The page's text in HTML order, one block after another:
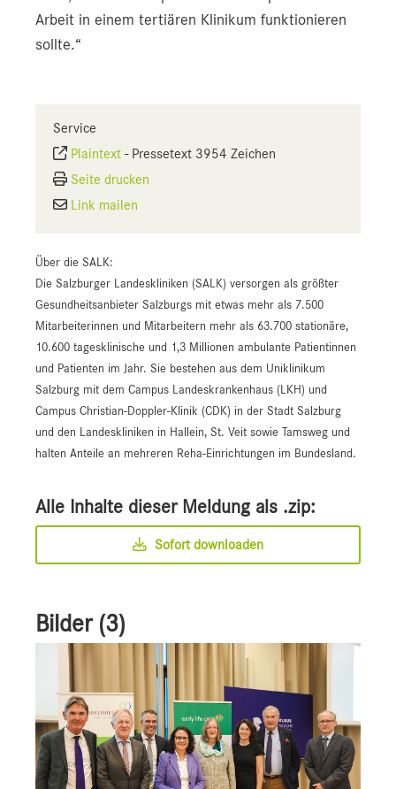
Arbeit in einem tertiären Klinikum funktionieren
sollte.“
Service
Plaintext - Pressetext 3954 Zeichen
Seite drucken
Link mailen
Über die SALK:
Die Salzburger Landeskliniken (SALK) versorgen als größter
Gesundheitsanbieter Salzburgs mit etwas mehr als 7.500
Mitarbeiterinnen und Mitarbeitern mehr als 63.700 stationäre,
10.600 tagesklinische und 1,3 Millionen ambulante Patientinnen
und Patienten im Jahr. Sie bestehen aus dem Uniklinikum
Salzburg mit dem Campus Landeskrankenhaus (LKH) und
Campus Christian-Doppler-Klinik (CDK) in der Stadt Salzburg
und den Landeskliniken in Hallein, St. Veit sowie Tamsweg und
halten Anteile an mehreren Reha-Einrichtungen im Bundesland.
Alle Inhalte dieser Meldung als .zip:
Sofort downloaden
Bilder (3)